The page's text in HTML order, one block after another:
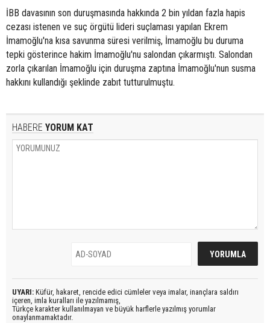
İBB davasının son duruşmasında hakkında 2 bin yıldan fazla hapis
cezası istenen ve suç örgütü lideri suçlaması yapılan Ekrem
İmamoğlu'na kısa savunma süresi verilmiş, İmamoğlu bu duruma
tepki gösterince hakim İmamoğlu'nu salondan çıkarmıştı. Salondan
zorla çıkarılan İmamoğlu için duruşma zaptına İmamoğlu'nun susma
hakkını kullandığı şeklinde zabıt tutturulmuştu.
HABERE YORUM KAT
UYARI: Küfür, hakaret, rencide edici cümleler veya imalar, inançlara saldırı
içeren, imla kuralları ile yazılmamış,
Türkçe karakter kullanılmayan ve büyük harflerle yazılmış yorumlar
onaylanmamaktadır.